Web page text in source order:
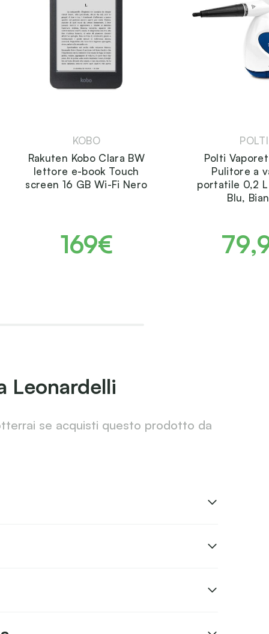
KOBO
Rakuten Kobo Clara BW
lettore e-book Touch
screen 16 GB Wi-Fi Nero
169€
POLTI
Polti
Pulitore a
portatile 0,2
Blu,
Leonardelli
se acquisti questo prodotto da